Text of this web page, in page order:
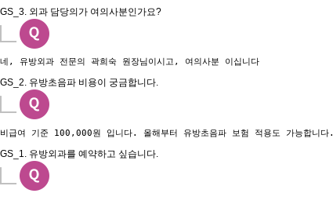
GS_3. 외과 담당의가 여의사분인가요?
네, 유방외과 전문의 곽희숙 원장님이시고, 여의사분 이십니다
GS_2. 유방초음파 비용이 궁금합니다.
비급여 기준 100,000원 입니다. 올해부터 유방초음파 보험 적용도 가능합니다.
GS_1. 유방외과를 예약하고 싶습니다.